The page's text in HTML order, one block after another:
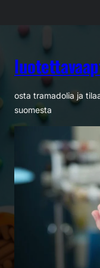
osta tramadolia ja
suomesta